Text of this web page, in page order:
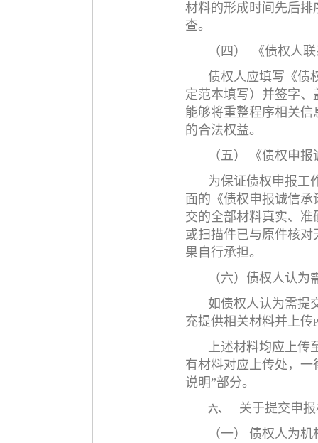
材料的形成时间先后
查。
（四）
《债权人
债权人应填写《债
定范本填写）并签字
能够将重整程序相关
的合法权益。
（五）
《债权申
为保证债权申报工
面的《债权申报诚信
交的全部材料真实、
或扫描件已与原件核
果自行承担。
（六）债权人认
如债权人认为需提
充提供相关材料并上传
上述材料均应上传
有材料对应上传处，
说明”部分。
六、
关于提交申
（一）
债权人为机